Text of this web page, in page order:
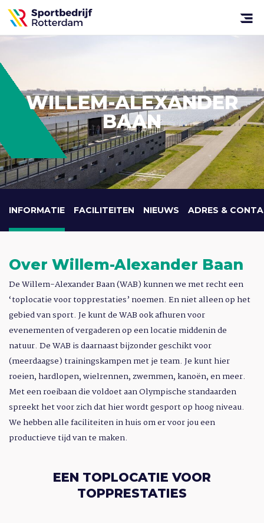
Open
Sportbedrijf
Rotterdam
WILLEM-ALEXANDER
BAAN
INFORMATIE FACILITEITEN NIEUWS ADRES &
Over Willem-Alexander Baan
De Willem-Alexander Baan (WAB) kunnen we met recht een
‘toplocatie voor topprestaties’ noemen. En niet alleen op het
gebied van sport. Je kunt de WAB ook afhuren voor
evenementen of vergaderen op een locatie middenin de
natuur. De WAB is daarnaast bijzonder geschikt voor
(meerdaagse) trainingskampen met je team. Je kunt hier
roeien, hardlopen, wielrennen, zwemmen, kanoën, en meer.
Met een roeibaan die voldoet aan Olympische standaarden
spreekt het voor zich dat hier wordt gesport op hoog niveau.
We hebben alle faciliteiten in huis om er voor jou een
productieve tijd van te maken.
EEN TOPLOCATIE VOOR
TOPPRESTATIES